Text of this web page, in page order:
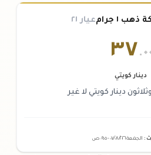
١ جرام عيار ٢١
٣٧
دينار كويتي
دينار كويتي لا غير
: الجمعة ٠٧ /٠٨/٢٠٢٦ - ٠٩:٠٥ ص